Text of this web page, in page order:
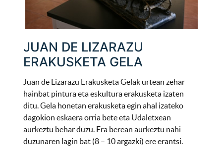
JUAN DE LIZARAZU
ERAKUSKETA GELA
Juan de Lizarazu Erakusketa Gelak urtean zehar
hainbat pintura eta eskultura erakusketa izaten
ditu. Gela honetan erakusketa egin ahal izateko
dagokion eskaera orria bete eta Udaletxean
aurkeztu behar duzu. Era berean aurkeztu nahi
duzunaren lagin bat (8 – 10 argazki) ere erantsi.